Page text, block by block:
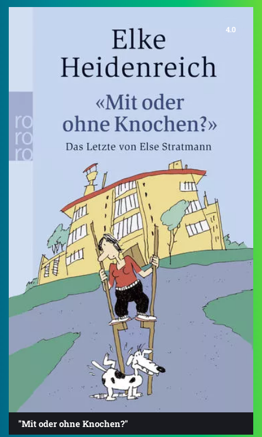
4.0
"Mit oder ohne Knochen?"